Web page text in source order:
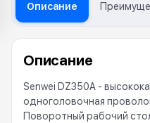
Описание
Описание
Senwei DZ350A -
одноголовочная
Поворотный рабочий